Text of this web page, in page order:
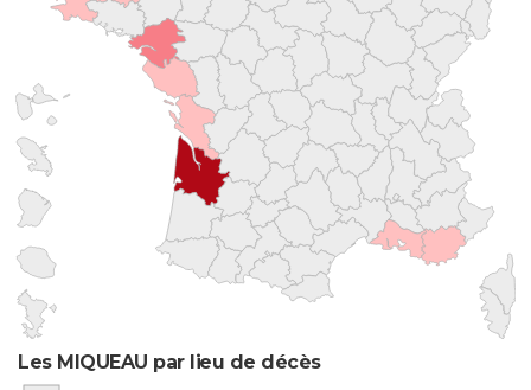
Les MIQUEAU par lieu de décès